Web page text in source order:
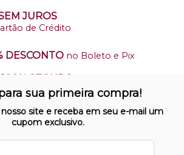
JUROS
de Crédito
DESCONTO no Boleto e Pix
SEGURO
site opera em ambiente
sua primeira compra!
site e receba em seu e-mail um
cupom exclusivo.